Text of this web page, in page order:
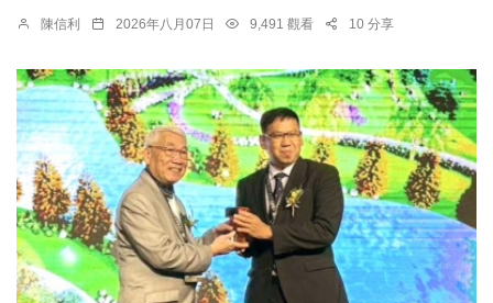
陳信利 2026年八月07日 9,491 觀看 10 分享